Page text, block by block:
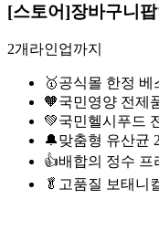
[스토어]장바구니팝
2개라인업까지
🥇공식몰 한정
🧡국민영양 전제
💚국민헬시푸드
🔔맞춤형 유산균
👍배합의 정수 프
🥬고품질 보태니